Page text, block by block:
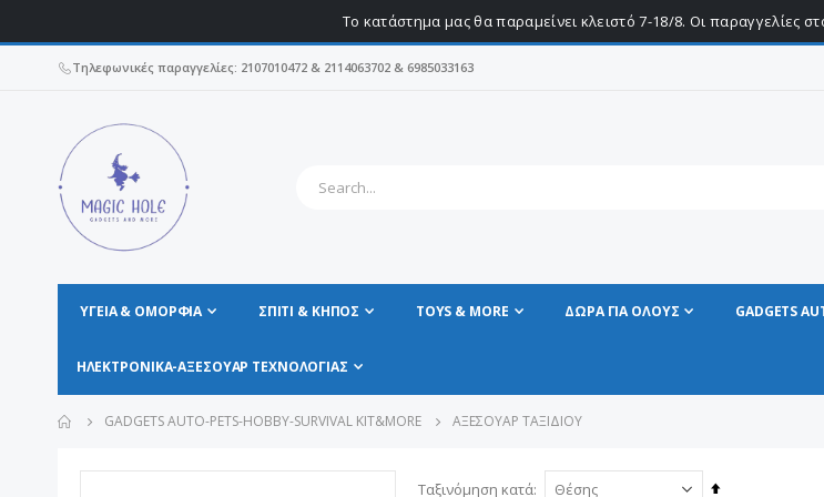
Το κατάστημα μας θα παραμείνει κλειστό 7-18/8. Οι παραγγελίες
Τηλεφωνικές παραγγελίες: 2107010472 & 2114063702 & 6985033163
ΥΓΕΊΑ & ΟΜΟΡΦΙΆ ΣΠΊΤΙ & ΚΗΠΟΣ TOYS & MORE ΔΩΡΑ ΓΙΑ ΟΛΟΥΣ GADGETS
ΗΛΕΚΤΡΟΝΙΚΆ-ΑΞΕΣΟΥΆΡ ΤΕΧΝΟΛΟΓΊΑΣ
GADGETS AUTO-PETS-HOBBY-SURVIVAL KIT&MORE ΑΞΕΣΟΥΆΡ ΤΑΞΙΔΙΟΎ
Ταξινόμηση κατά
Φθίνουσα